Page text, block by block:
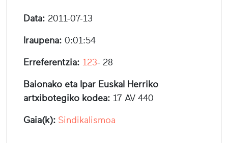
Data: 2011-07-13
Iraupena: 0:01:54
Erreferentzia: 123- 28
Baionako eta Ipar Euskal Herriko
artxibotegiko kodea: 17 AV 440
Gaia(k): Sindikalismoa